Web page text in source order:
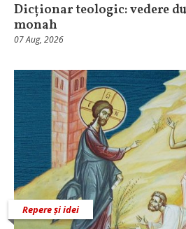
Dicționar teologic: vedere
monah
07 Aug, 2026
Repere și idei